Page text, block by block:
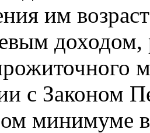
им
доходом,
с Законом
минимуме в